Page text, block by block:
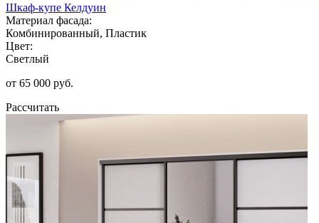
Шкаф-купе Келдуин
Материал фасада:
Комбинированный, Пластик
Цвет:
Светлый
от 65 000 руб.
Рассчитать